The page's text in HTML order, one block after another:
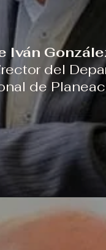
Iván
del
de